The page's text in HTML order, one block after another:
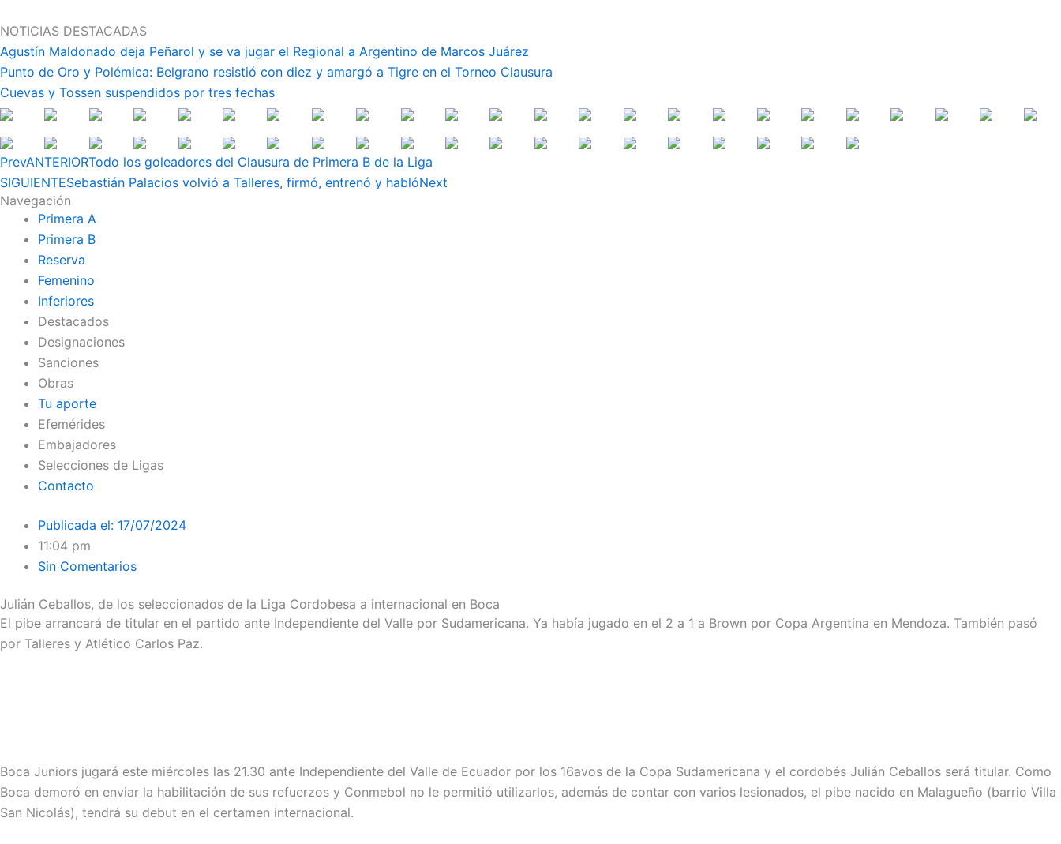
al
contenido
NOTICIAS DESTACADAS
Agustín Maldonado deja Peñarol y se va jugar el Regional a Argentino de Marcos Juárez
Punto de Oro y Polémica: Belgrano resistió con diez y amargó a Tigre en el Torneo Clausura
Cuevas y Tossen suspendidos por tres fechas
PrevANTERIORTodo los goleadores del Clausura de Primera B de la Liga
SIGUIENTESebastián Palacios volvió a Talleres, firmó, entrenó y hablóNext
Navegación
Primera A
Primera B
Reserva
Femenino
Inferiores
Destacados
Designaciones
Sanciones
Obras
Tu aporte
Efemérides
Embajadores
Selecciones de Ligas
Contacto
Publicada el: 17/07/2024
11:04 pm
Sin Comentarios
Julián Ceballos, de los seleccionados de la Liga Cordobesa a internacional en Boca
El pibe arrancará de titular en el partido ante Independiente del Valle por Sudamericana. Ya había jugado en el 2 a 1 a Brown por Copa Argentina en Mendoza. También pasó
por Talleres y Atlético Carlos Paz.
Boca Juniors jugará este miércoles las 21.30 ante Independiente del Valle de Ecuador por los 16avos de la Copa Sudamericana y el cordobés Julián Ceballos será titular. Como
Boca demoró en enviar la habilitación de sus refuerzos y Conmebol no le permitió utilizarlos, además de contar con varios lesionados, el pibe nacido en Malagueño (barrio Villa
San Nicolás), tendrá su debut en el certamen internacional.